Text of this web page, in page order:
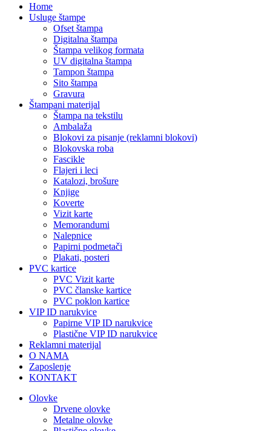
Home
Usluge štampe
Ofset štampa
Digitalna štampa
Štampa velikog formata
UV digitalna štampa
Tampon štampa
Sito štampa
Gravura
Štampani materijal
Štampa na tekstilu
Ambalaža
Blokovi za pisanje (reklamni blokovi)
Blokovska roba
Fascikle
Flajeri i leci
Katalozi, brošure
Knjige
Koverte
Vizit karte
Memorandumi
Nalepnice
Papirni podmetači
Plakati, posteri
PVC kartice
PVC Vizit karte
PVC članske kartice
PVC poklon kartice
VIP ID narukvice
Papirne VIP ID narukvice
Plastične VIP ID narukvice
Reklamni materijal
O NAMA
Zaposlenje
KONTAKT
Olovke
Drvene olovke
Metalne olovke